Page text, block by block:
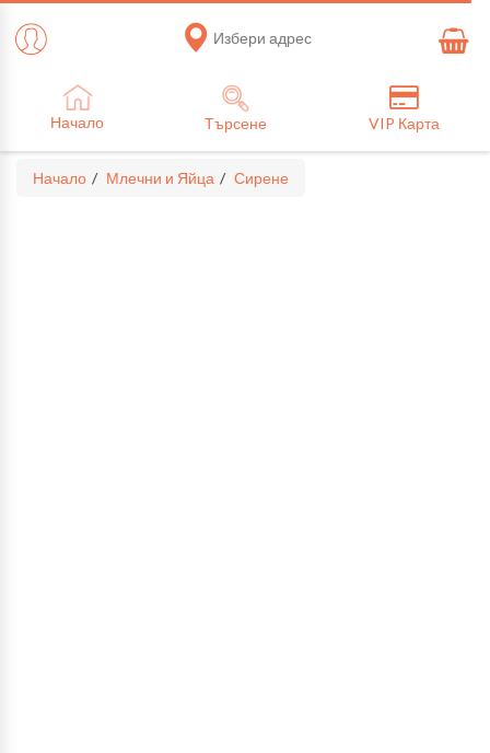
Избери адрес
Начало Търсене VIP Карта
Начало Млечни и Яйца Сирене